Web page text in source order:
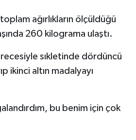
ağırlıkların ölçüldüğü
260 kilograma ulaştı.
sıkletinde dördüncü
ikinci altın madalyayı
bu benim için çok